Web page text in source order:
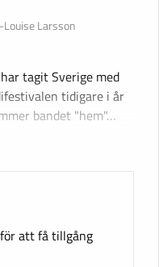
Larsson
tagit Sverige med
tidigare i år
bandet "hem"…
att få tillgång